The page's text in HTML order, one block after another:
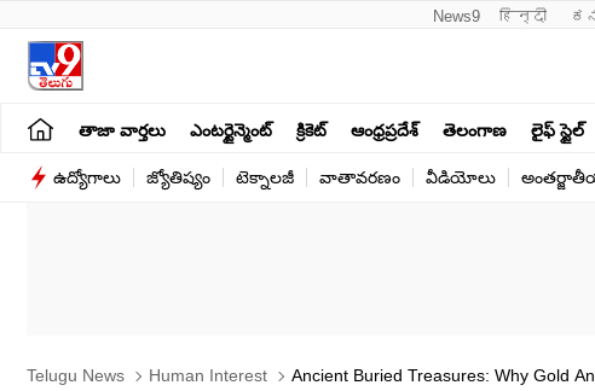
News9 हिन्दी
తాజా వార్తలు ఎంటర్టైన్మెంట్ క్రికెట్ ఆంధ్రప్రదేశ్ తెలంగాణ లైఫ్ స్టైల్
ఉద్యోగాలు జ్యోతిష్యం టెక్నాలజీ వాతావరణం వీడియోలు
Telugu News Human Interest Ancient Buried Treasures: Why Gold